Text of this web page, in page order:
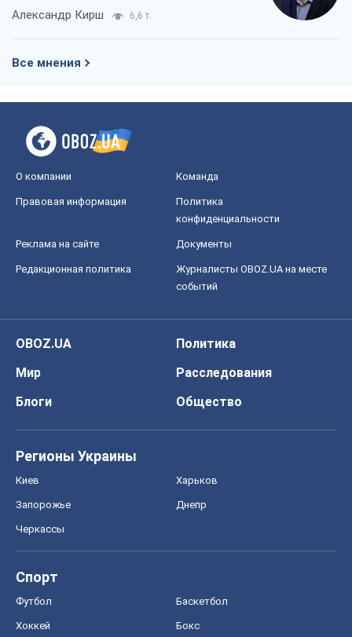
Александр Кирш 6,6 т.
Все мнения
О компании Команда
Правовая информация
Политика
конфиденциальности
Реклама на сайте Документы
Редакционная политика
Журналисты OBOZ.UA на месте
событий
OBOZ.UA
Политика
Мир
Расследования
Блоги
Общество
Регионы Украины
Киев Харьков
Запорожье Днепр
Черкассы
Спорт
Футбол Баскетбол
Хоккей Бокс